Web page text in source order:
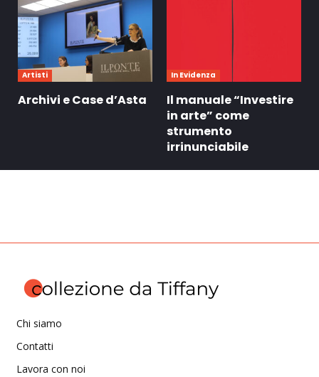
Artisti
Archivi e Case d’Asta
In Evidenza
Il manuale “Investire
in arte” come
strumento
irrinunciabile
Chi siamo
Contatti
Lavora con noi